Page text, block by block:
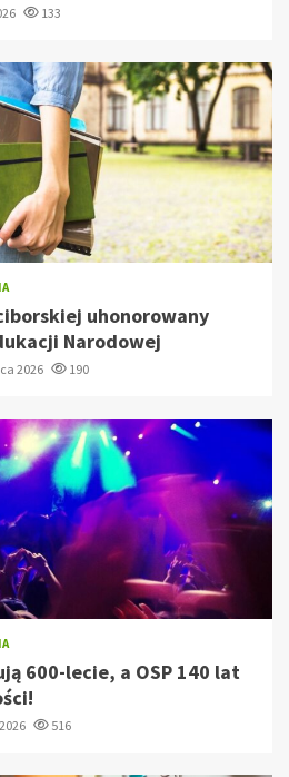
133
uhonorowany
Narodowej
2026 190
600-lecie, a OSP 140 lat
516